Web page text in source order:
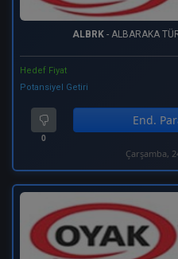
ALBRK- ALBARAKA
Hedef Fiyat
Potansiyel Getiri
0
End.
Çarşamba,